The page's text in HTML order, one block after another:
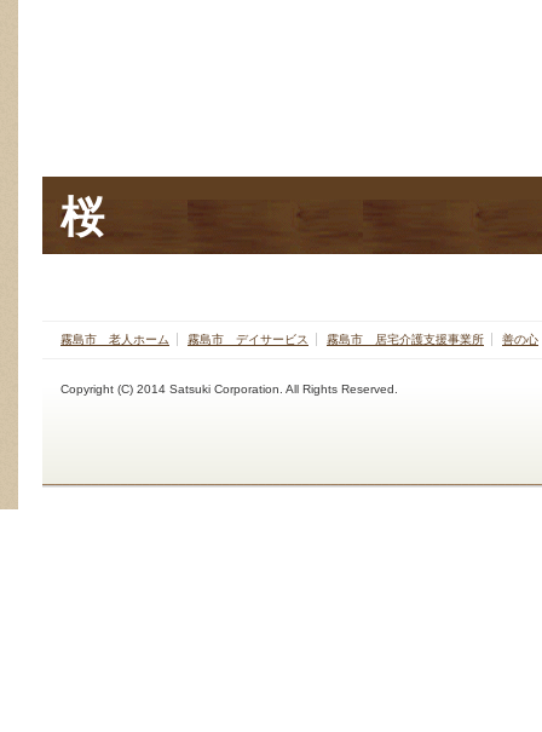
桜
霧島市 老人ホーム 霧島市 デイサービス 霧島市 居宅介護支援事業所 善の心
Copyright (C) 2014 Satsuki Corporation. All Rights Reserved.